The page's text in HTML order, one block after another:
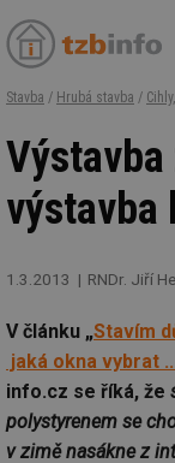
Stavba / Hrubá stavba /
Výstavba
výstavba
1.3.2013 RNDr. Jiří
V článku „Stavím
jaká okna vybrat
info.cz se říká, že
polystyrenem se
v zimě nasákne z